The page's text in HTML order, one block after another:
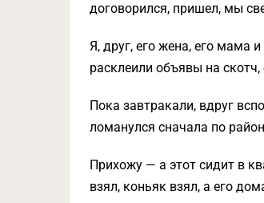
договорился, пришел, мы
Я, друг, его жена, его мама
расклеили объявы на
Пока завтракали, вдруг
ломанулся сначала по
Прихожу — а этот сидит в
взял, коньяк взял, а его